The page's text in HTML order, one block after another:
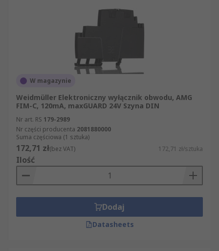
W magazynie
Weidmüller Elektroniczny wyłącznik obwodu, AMG
FIM-C, 120mA, maxGUARD 24V Szyna DIN
Nr art. RS 179-2989
Nr części producenta 2081880000
Suma częściowa (1 sztuka)
172,71 zł(bez VAT) 172,71 zł/sztuka
Ilość
Dodaj
Datasheets